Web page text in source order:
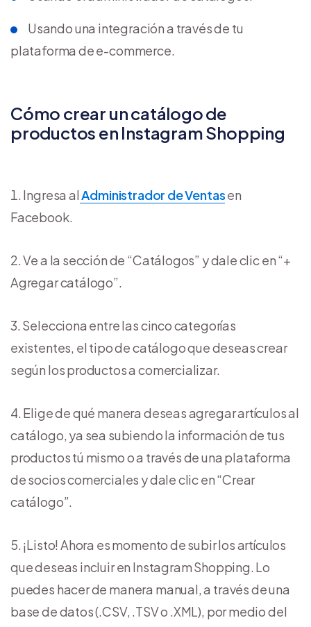
Usando una integración a través de tu
plataforma de e-commerce.
Cómo crear un catálogo de
productos en Instagram Shopping
Ingresa alAdministrador de Ventasen
Facebook.
Ve a la sección de “Catálogos” y dale clic en “+
Agregar catálogo”.
Selecciona entre las cinco categorías
existentes, el tipo de catálogo que deseas crear
según los productos a comercializar.
Elige de qué manera deseas agregar artículos al
catálogo, ya sea subiendo la información de tus
productos tú mismo o a través de una plataforma
de socios comerciales y dale clic en “Crear
catálogo”.
¡Listo! Ahora es momento de subir los artículos
que deseas incluir en Instagram Shopping. Lo
puedes hacer de manera manual, a través de una
base de datos (.CSV, .TSV o .XML), por medio del